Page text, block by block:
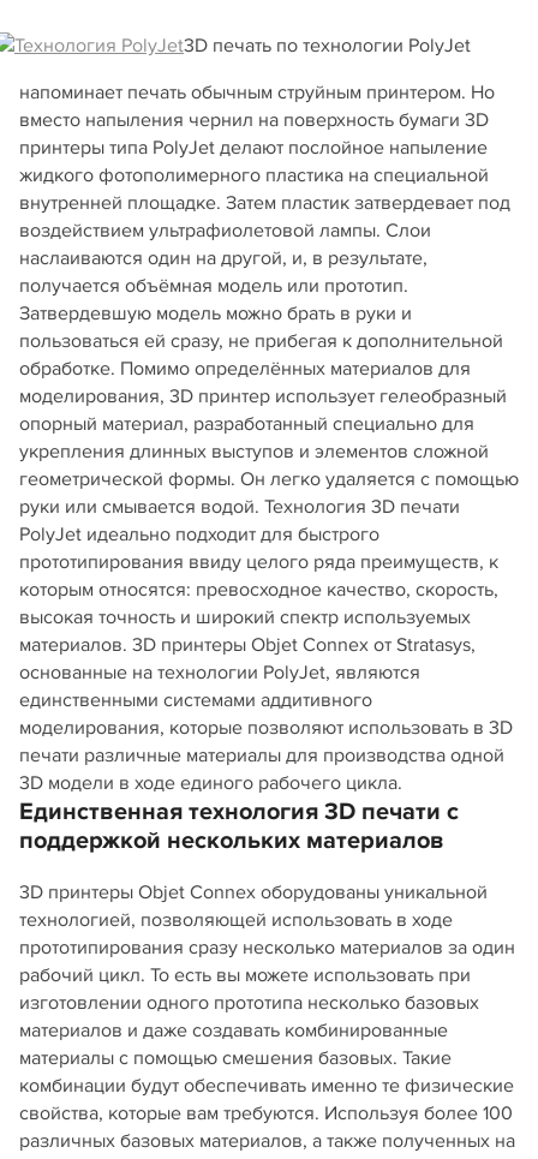
3D печать по технологии PolyJet
напоминает печать обычным струйным принтером. Но
вместо напыления чернил на поверхность бумаги 3D
принтеры типа PolyJet делают послойное напыление
жидкого фотополимерного пластика на специальной
внутренней площадке. Затем пластик затвердевает под
воздействием ультрафиолетовой лампы. Слои
наслаиваются один на другой, и, в результате,
получается объёмная модель или прототип.
Затвердевшую модель можно брать в руки и
пользоваться ей сразу, не прибегая к дополнительной
обработке. Помимо определённых материалов для
моделирования, 3D принтер использует гелеобразный
опорный материал, разработанный специально для
укрепления длинных выступов и элементов сложной
геометрической формы. Он легко удаляется с помощью
руки или смывается водой. Технология 3D печати
PolyJet идеально подходит для быстрого
прототипирования ввиду целого ряда преимуществ, к
которым относятся: превосходное качество, скорость,
высокая точность и широкий спектр используемых
материалов. 3D принтеры Objet Connex от Stratasys,
основанные на технологии PolyJet, являются
единственными системами аддитивного
моделирования, которые позволяют использовать в 3D
печати различные материалы для производства одной
3D модели в ходе единого рабочего цикла.
Единственная технология 3D печати с
поддержкой нескольких материалов
3D принтеры Objet Connex оборудованы уникальной
технологией, позволяющей использовать в ходе
прототипирования сразу несколько материалов за один
рабочий цикл. То есть вы можете использовать при
изготовлении одного прототипа несколько базовых
материалов и даже создавать комбинированные
материалы с помощью смешения базовых. Такие
комбинации будут обеспечивать именно те физические
свойства, которые вам требуются. Используя более 100
различных базовых материалов, а также полученных на